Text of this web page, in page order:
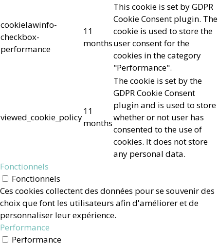
cookielawinfo-
checkbox-
performance
11
months
This cookie is set by GDPR
Cookie Consent plugin. The
cookie is used to store the
user consent for the
cookies in the category
"Performance".
viewed_cookie_policy
11
months
The cookie is set by the
GDPR Cookie Consent
plugin and is used to store
whether or not user has
consented to the use of
cookies. It does not store
any personal data.
Fonctionnels
Fonctionnels
Ces cookies collectent des données pour se souvenir des
choix que font les utilisateurs afin d'améliorer et de
personnaliser leur expérience.
Performance
Performance